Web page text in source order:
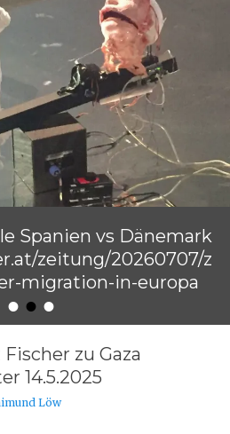
•••
Spanien vs Dänemark
zeitung/20260707/z
migration-in-europa
Löw
zu Gaza
14.5.2025
Löw